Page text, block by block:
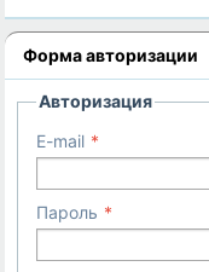
Форма авторизации
Авторизация
E-mail
Пароль